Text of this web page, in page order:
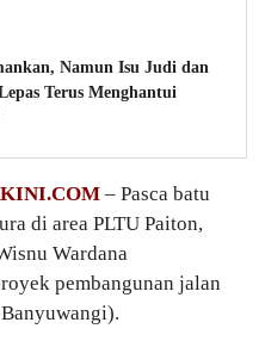
Namun Isu Judi dan
Terus Menghantui
– Pasca batu
di area PLTU Paiton,
Wardana
pembangunan jalan